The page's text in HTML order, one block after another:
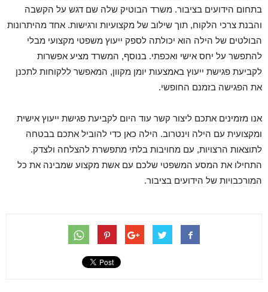
בתחום הידועים בציבור. משרד הבוטיק שלה שם דגש על הקשבה
והבנת צרכי הלקוח, תוך שילוב של מקצועיות ורגישות. אחד מהיתרונות
הבולטים של הילה הוא יכולתה לספק ייעוץ משפטי מקצועי מבלי
להתפשר על יחס אישי ואכפתי. בנוסף, המשרד מציע אפשרות
לקביעת פגישת ייעוץ באמצעות יומן מקוון, המאפשר ללקוחות לתכנן
את הפגישה בזמנם החופשי.‏
אנו מזמינים אתכם ליצור קשר עוד היום לקביעת פגישת ייעוץ אישית
ומקצועית עם הילה וינטרוב. הילה כאן כדי להוביל אתכם בבטחה
לתוצאות הרצויות, עם מחויבות בלתי מתפשרת להצלחה ולצדק.
התחילו את המסע המשפטי שלכם עם אשת מקצוע שמבינה את כל
המורכבויות של הידועים בציבור.‏